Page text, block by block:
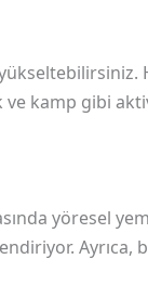
ve kamp gibi
yöresel
Ayrıca,